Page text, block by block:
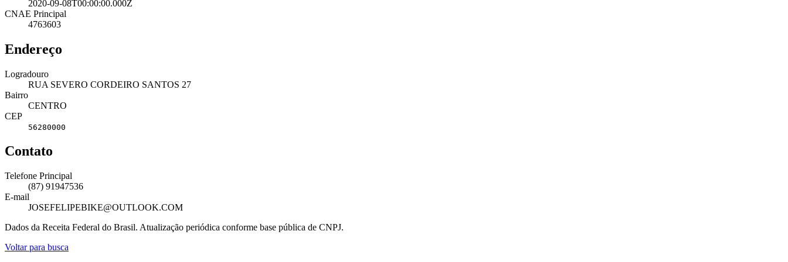
2020-09-08T00:00:00.000Z
CNAE Principal
4763603
Endereço
Logradouro
RUA SEVERO CORDEIRO SANTOS 27
Bairro
CENTRO
CEP
56280000
Contato
Telefone Principal
(87) 91947536
E-mail
JOSEFELIPEBIKE@OUTLOOK.COM
Dados da Receita Federal do Brasil. Atualização periódica conforme base pública de CNPJ.
Voltar para busca